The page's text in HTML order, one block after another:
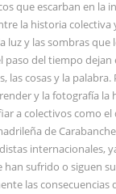
que escarban en la
la historia colectiva
luz y las sombras que
paso del tiempo dejan
las cosas y la palabra.
y la fotografía la
a colectivos como el
de
internacionales,
han sufrido o siguen
las consecuencias